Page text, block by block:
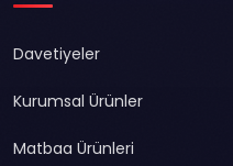
Davetiyeler
Kurumsal Ürünler
Matbaa Ürünleri